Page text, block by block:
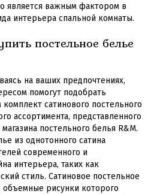
является важным фактором в
интерьера спальной комнаты.
постельное белье
на ваших предпочтениях,
помогут подобрать
сатинового постельного
ассортимента, представленного
постельного белья R&M.
из однотонного сатина
современного и
интерьера, таких как
стиль. Сатиновое постельное
рисунки которого